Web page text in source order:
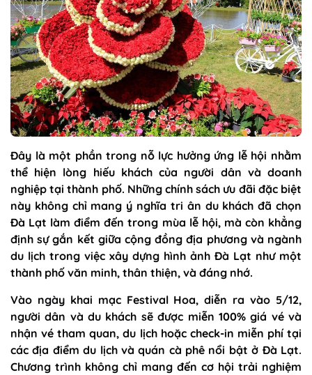
Đây là một phần trong nỗ lực hưởng ứng lễ hội nhằm
thể hiện lòng hiếu khách của người dân và doanh
nghiệp tại thành phố. Những chính sách ưu đãi đặc biệt
này không chỉ mang ý nghĩa tri ân du khách đã chọn
Đà Lạt làm điểm đến trong mùa lễ hội, mà còn khẳng
định sự gắn kết giữa cộng đồng địa phương và ngành
du lịch trong việc xây dựng hình ảnh Đà Lạt như một
thành phố văn minh, thân thiện, và đáng nhớ.
Vào ngày khai mạc Festival Hoa, diễn ra vào 5/12,
người dân và du khách sẽ được miễn 100% giá vé và
nhận vé tham quan, du lịch hoặc check-in miễn phí tại
các địa điểm du lịch và quán cà phê nổi bật ở Đà Lạt.
Chương trình không chỉ mang đến cơ hội trải nghiệm